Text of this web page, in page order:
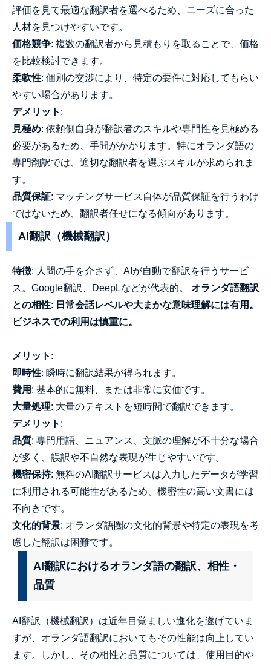
評価を見て最適な翻訳者を選べるため、ニーズに合った
人材を見つけやすいです。
価格競争: 複数の翻訳者から見積もりを取ることで、価格
を比較検討できます。
柔軟性: 個別の交渉により、特定の要件に対応してもらい
やすい場合があります。
デメリット :
見極め: 依頼側自身が翻訳者のスキルや専門性を見極める
必要があるため、手間がかかります。特にオランダ語の
専門翻訳では、適切な翻訳者を選ぶスキルが求められま
す。
品質保証: マッチングサービス自体が品質保証を行うわけ
ではないため、翻訳者任せになる傾向があります。
AI翻訳（機械翻訳）
特徴: 人間の手を介さず、AIが自動で翻訳を行うサービ
ス。Google翻訳、DeepLなどが代表的。 オランダ語翻訳
との相性: 日常会話レベルや大まかな意味理解には有用。
ビジネスでの利用は慎重に。
メリット :
即時性: 瞬時に翻訳結果が得られます。
費用 : 基本的に無料、または非常に安価です。
大量処理: 大量のテキストを短時間で翻訳できます。
デメリット :
品質: 専門用語、ニュアンス、文脈の理解が不十分な場合
が多く、誤訳や不自然な表現が生じやすいです。
機密保持: 無料のAI翻訳サービスは入力したデータが学習
に利用される可能性があるため、機密性の高い文書には
不向きです。
文化的背景: オランダ語圏の文化的背景や特定の表現を考
慮した翻訳は困難です。
AI翻訳におけるオランダ語の翻訳、相性・
品質
AI翻訳（機械翻訳）は近年目覚ましい進化を遂げていま
すが、オランダ語翻訳においてもその性能は向上してい
ます。しかし、その相性と品質については、使用目的や